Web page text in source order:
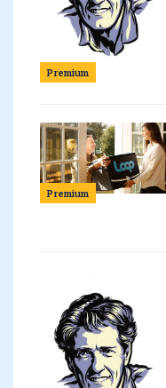
Premium
Premium